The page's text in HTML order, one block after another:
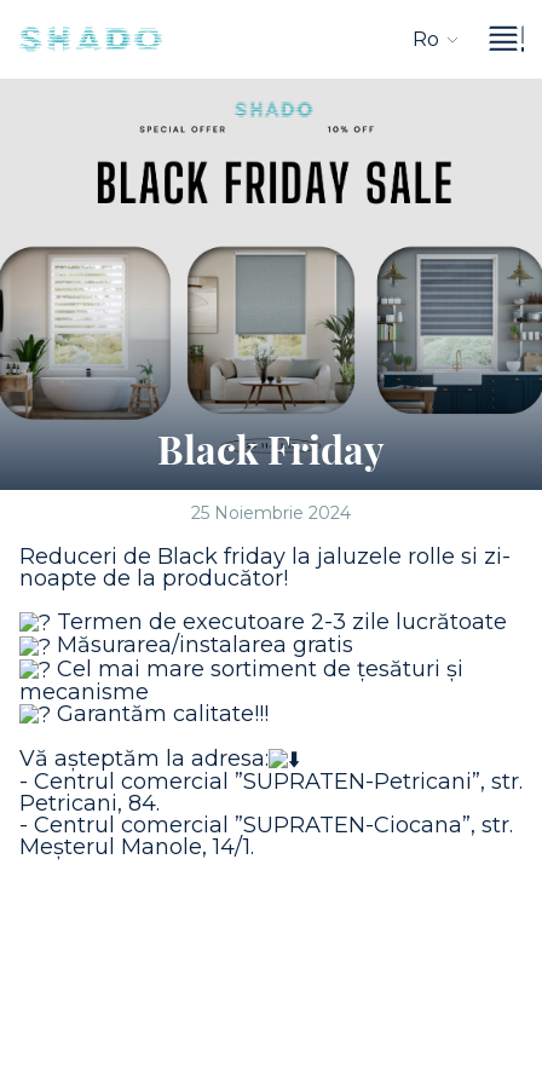
Ro
Black Friday
25 Noiembrie 2024
Reduceri de Black friday la jaluzele rolle si zi-
noapte de la producător!
Termen de executoare 2-3 zile lucrătoate
Măsurarea/instalarea gratis
Cel mai mare sortiment de țesături și
mecanisme
Garantăm calitate!!!
Vă așteptăm la adresa:
- Centrul comercial ”SUPRATEN-Petricani”, str.
Petricani, 84.
- Centrul comercial ”SUPRATEN-Ciocana”, str.
Meșterul Manole, 14/1.